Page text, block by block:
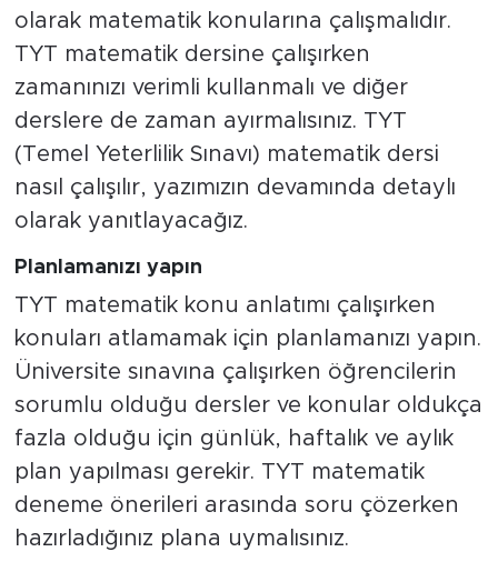
olarak matematik konularına çalışmalıdır.
TYT matematik dersine çalışırken
zamanınızı verimli kullanmalı ve diğer
derslere de zaman ayırmalısınız. TYT
(Temel Yeterlilik Sınavı) matematik dersi
nasıl çalışılır, yazımızın devamında detaylı
olarak yanıtlayacağız.
Planlamanızı yapın
TYT matematik konu anlatımı çalışırken
konuları atlamamak için planlamanızı yapın.
Üniversite sınavına çalışırken öğrencilerin
sorumlu olduğu dersler ve konular oldukça
fazla olduğu için günlük, haftalık ve aylık
plan yapılması gerekir. TYT matematik
deneme önerileri arasında soru çözerken
hazırladığınız plana uymalısınız.